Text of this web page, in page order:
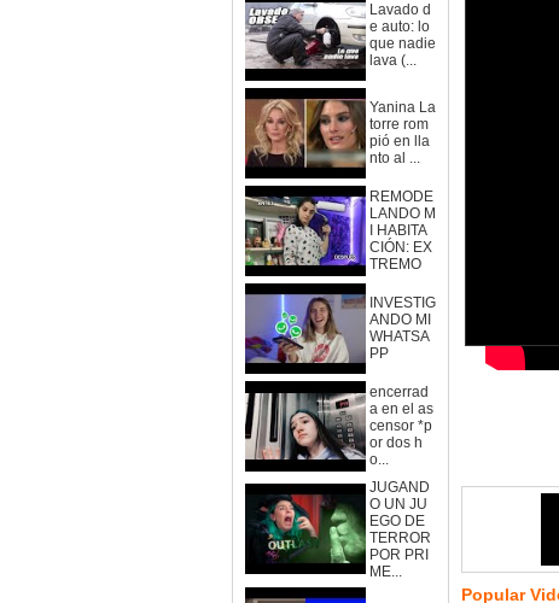
Lavado d
e auto: lo
que nadie
lava (...
Yanina La
torre rom
pió en lla
nto al ...
REMODE
LANDO M
I HABITA
CIÓN: EX
TREMO
INVESTIG
ANDO MI
WHATSA
PP
encerrad
a en el as
censor *p
or dos h
o...
JUGAND
O UN JU
EGO DE
TERROR
POR PRI
ME...
Popular